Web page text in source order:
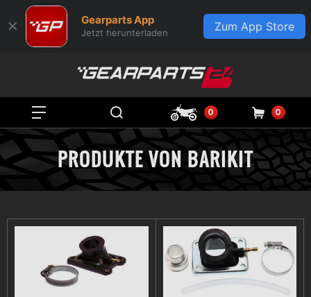
✕ Gearparts App
Jetzt herunterladen Zum App Store
0 0
PRODUKTE VON BARIKIT